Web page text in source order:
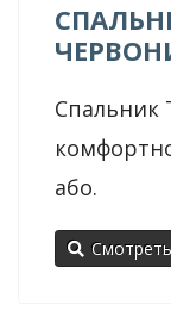
Спальник
або.